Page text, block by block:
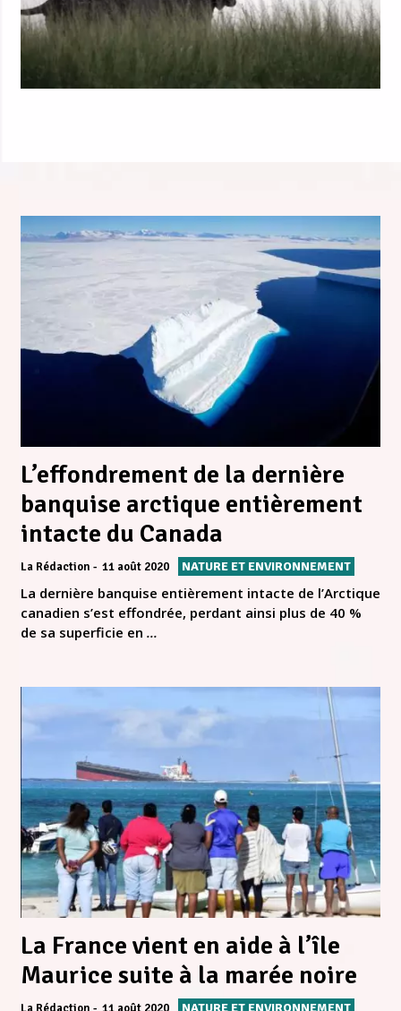
L’effondrement de la dernière
banquise arctique entièrement
intacte du Canada
La Rédaction 11 août 2020 NATURE ET ENVIRONNEMENT
La dernière banquise entièrement intacte de l’Arctique
canadien s’est effondrée, perdant ainsi plus de 40 %
de sa superficie en ...
La France vient en aide à l’île
Maurice suite à la marée noire
La Rédaction 11 août 2020 NATURE ET ENVIRONNEMENT